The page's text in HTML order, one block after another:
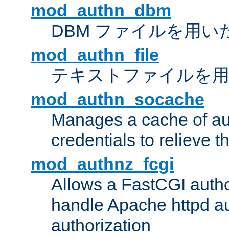
mod_authn_dbm
DBM ファイルを用い
mod_authn_file
テキストファイルを
mod_authn_socache
Manages a cache of
credentials to relieve
mod_authnz_fcgi
Allows a FastCGI
handle Apache httpd
authorization